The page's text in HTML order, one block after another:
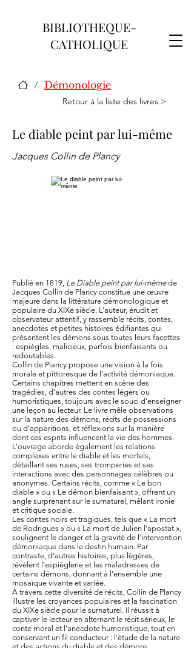
BIBLIOTHEQUE-
CATHOLIQUE
/ Démonologie
Retour à la liste des livres >
Le diable peint par lui-même
Jacques Collin de Plancy
Publié en 1819, Le Diable peint par lui-mêmede
Jacques Collin de Plancy constitue une œuvre
majeure dans la littérature démonologique et
populaire du XIXe siècle. L’auteur, érudit et
observateur attentif, y rassemble récits, contes,
anecdotes et petites histoires édifiantes qui
présentent les démons sous toutes leurs facettes
: espiègles, malicieux, parfois bienfaisants ou
redoutables.
Collin de Plancy propose une vision à la fois
morale et pittoresque de l’activité démoniaque.
Certains chapitres mettent en scène des
tragédies, d’autres des contes légers ou
humoristiques, toujours avec le souci d’enseigner
une leçon au lecteur. Le livre mêle observations
sur la nature des démons, récits de possessions
ou d’apparitions, et réflexions sur la manière
dont ces esprits influencent la vie des hommes.
L’ouvrage aborde également les relations
complexes entre le diable et les mortels,
détaillant ses ruses, ses tromperies et ses
interactions avec des personnages célèbres ou
anonymes. Certains récits, comme « Le bon
diable » ou « Le démon bienfaisant », offrent un
angle surprenant sur le surnaturel, mêlant ironie
et critique sociale.
Les contes noirs et tragiques, tels que « La mort
de Rodrigues » ou « La mort de Julien l’apostat »,
soulignent le danger et la gravité de l’intervention
démoniaque dans le destin humain. Par
contraste, d’autres histoires, plus légères,
révèlent l’espièglerie et les maladresses de
certains démons, donnant à l’ensemble une
mosaïque vivante et variée.
À travers cette diversité de récits, Collin de Plancy
illustre les croyances populaires et la fascination
du XIXe siècle pour le surnaturel. Il réussit à
captiver le lecteur en alternant le récit sérieux, le
conte moral et l’anecdote humoristique, tout en
conservant un fil conducteur : l’étude de la nature